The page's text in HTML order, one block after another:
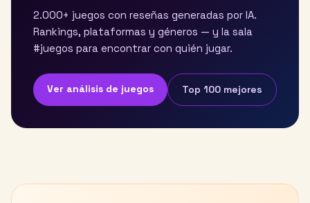
2.000+ juegos con reseñas generadas por IA.
Rankings, plataformas y géneros — y la sala
#juegos para encontrar con quién jugar.
Ver análisis de juegos Top 100 mejores